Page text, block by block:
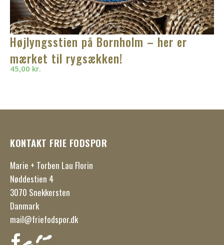
Højlyngsstien på Bornholm – her er
mærket til rygsækken!
45,00 kr.
KONTAKT FRIE FODSPOR
Marie + Torben Lau Florin
Nøddestien 4
3070 Snekkersten
Danmark
mail@friefodspor.dk